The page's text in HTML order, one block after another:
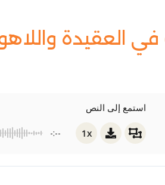
العقيدة
استمع إلى النص
-:-- 1x